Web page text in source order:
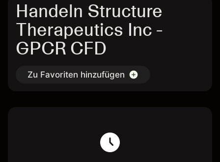
Handeln Structure
Therapeutics Inc -
GPCR CFD
Zu Favoriten hinzufügen